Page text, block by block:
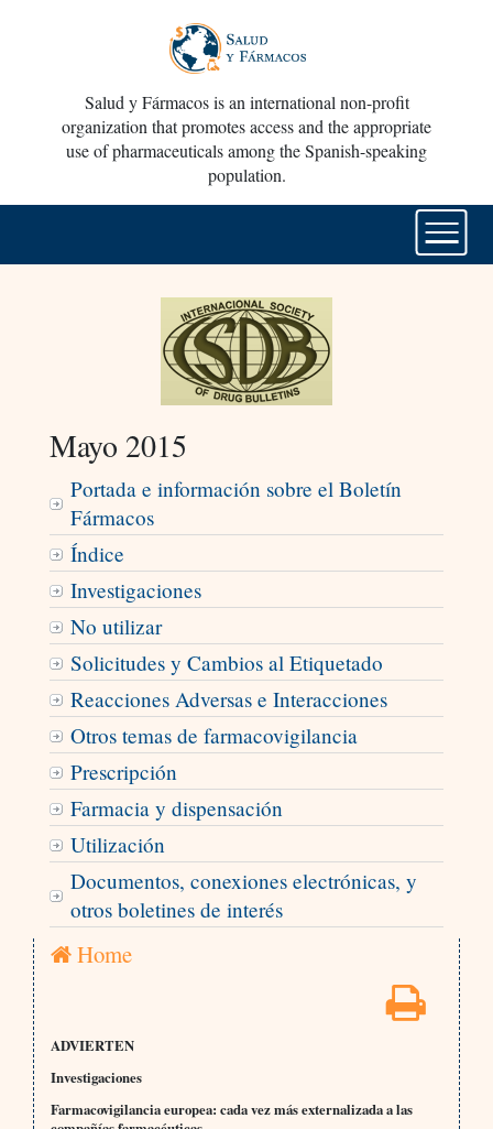
Salud y Fármacos is an international non-profit
organization that promotes access and the appropriate
use of pharmaceuticals among the Spanish-speaking
population.
Mayo 2015
Portada e información sobre el Boletín
Fármacos
Índice
Investigaciones
No utilizar
Solicitudes y Cambios al Etiquetado
Reacciones Adversas e Interacciones
Otros temas de farmacovigilancia
Prescripción
Farmacia y dispensación
Utilización
Documentos, conexiones electrónicas, y
otros boletines de interés
Home
ADVIERTEN
Investigaciones
Farmacovigilancia europea: cada vez más externalizada a las